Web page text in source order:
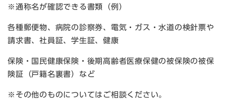
※通称名が確認できる書類（例）
各種郵便物、病院の診察券、電気・ガス・水道の検針票や
請求書、社員証、学生証、健康
保険・国民健康保険・後期高齢者医療保健の被保険の被保
険証（戸籍名裏書）など
※その他のものについてはご相談ください。